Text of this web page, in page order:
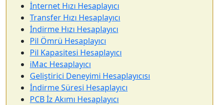
İnternet Hızı Hesaplayıcı
Transfer Hızı Hesaplayıcı
İndirme Hızı Hesaplayıcı
Pil Ömrü Hesaplayıcı
Pil Kapasitesi Hesaplayıcı
iMac Hesaplayıcı
Geliştirici Deneyimi Hesaplayıcısı
İndirme Süresi Hesaplayıcı
PCB İz Akımı Hesaplayıcı